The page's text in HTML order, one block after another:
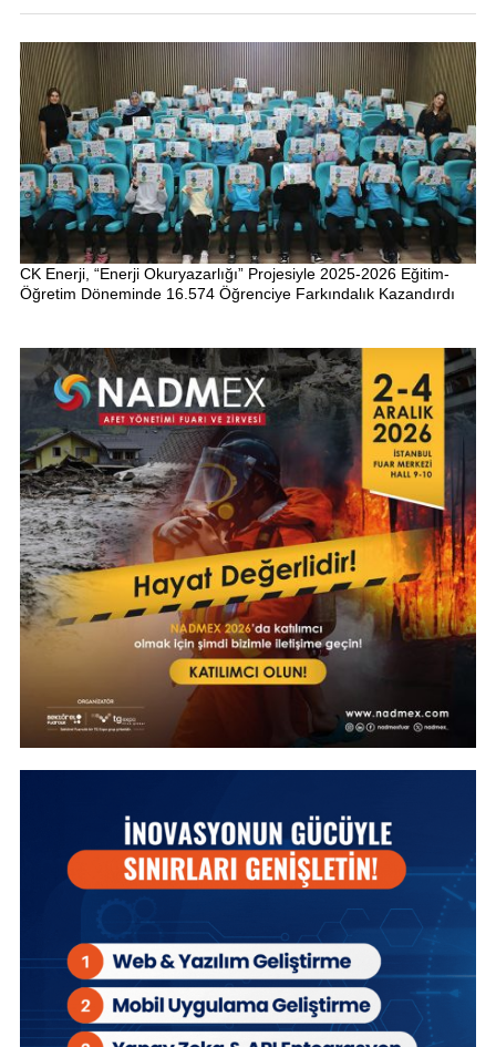
CK Enerji, “Enerji Okuryazarlığı” Projesiyle 2025-2026 Eğitim-
Öğretim Döneminde 16.574 Öğrenciye Farkındalık Kazandırdı